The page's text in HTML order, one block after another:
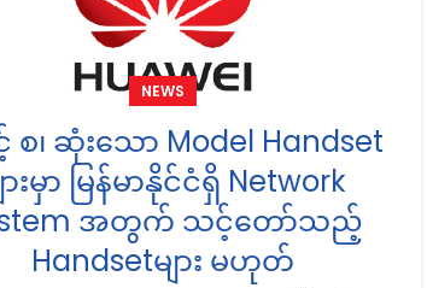
NEWS
စ၊ ဆုံးသော Model Handset
ားမှာ မြန်မာနိုင်ငံရှိ Network
အတွက် သင့်တော်သည့်
Handsetများ မဟုတ်